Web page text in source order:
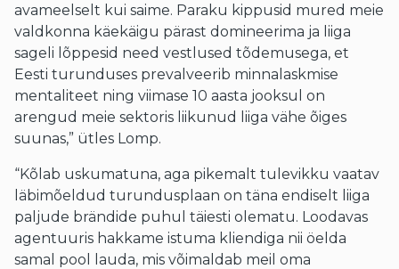
avameelselt kui saime. Paraku kippusid mured meie
valdkonna käekäigu pärast domineerima ja liiga
sageli lõppesid need vestlused tõdemusega, et
Eesti turunduses prevalveerib minnalaskmise
mentaliteet ning viimase 10 aasta jooksul on
arengud meie sektoris liikunud liiga vähe õiges
suunas,” ütles Lomp.
“Kõlab uskumatuna, aga pikemalt tulevikku vaatav
läbimõeldud turundusplaan on täna endiselt liiga
paljude brändide puhul täiesti olematu. Loodavas
agentuuris hakkame istuma kliendiga nii öelda
samal pool lauda, mis võimaldab meil oma